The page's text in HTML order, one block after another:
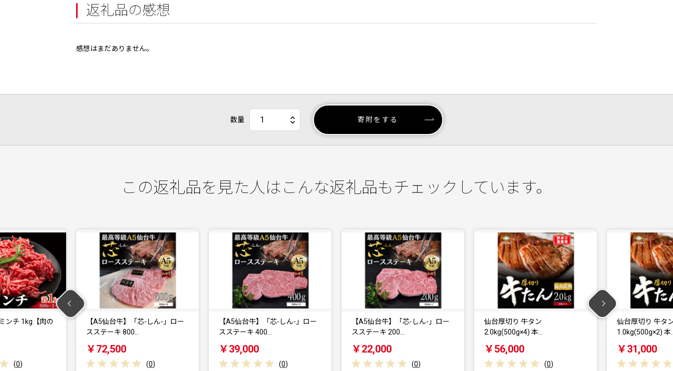
返礼品の感想
感想はまだありません。
数量 寄附をする
この返礼品を見た人はこんな返礼品もチェックしています。
芯-しん-」ロー
(0)
【A5仙台牛】「芯-しん-」ロー
スステーキ 400…
￥39,000
(0)
【A5仙台牛】「芯-しん-」ロー
スステーキ 200…
￥22,000
(0)
仙台厚切り 牛タン
2.0kg(500g×4) 本…
￥56,000
(0)
仙台厚切り 牛タン
1.0kg(500g×2) 本…
￥31,000
(0)
仙台厚切り 牛タ
塩味 肉厚…
￥18,500